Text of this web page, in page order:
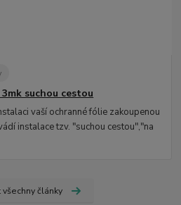
suchou cestou
vaší ochranné fólie zakoupenou
instalace tzv. "suchou cestou","na
články